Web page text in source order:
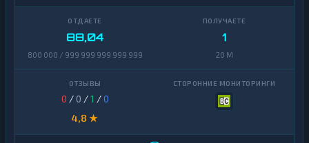
88,04
800 000 / 999 999 999 999 999
1
20 M
0 / 0 /1 /0
4,8 ★